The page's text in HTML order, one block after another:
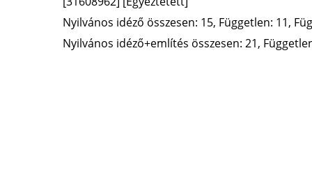
Nyilvános idéző összesen: 15, Független: 11,
Nyilvános idéző+említés összesen: 21,